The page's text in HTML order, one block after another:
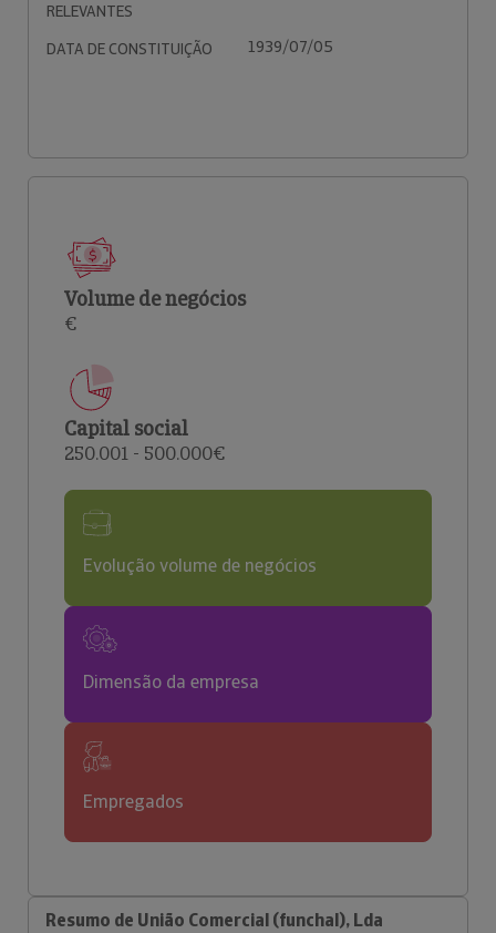
RELEVANTES
DATA DE CONSTITUIÇÃO 1939/07/05
Volume de negócios
€
Capital social
250.001 - 500.000€
Evolução volume de negócios
Dimensão da empresa
Empregados
Resumo de União Comercial (funchal), Lda